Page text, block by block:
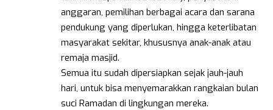
anggaran, pemilihan berbagai acara dan sarana
pendukung yang diperlukan, hingga keterlibatan
masyarakat sekitar, khususnya anak-anak atau
remaja masjid.
Semua itu sudah dipersiapkan sejak jauh-jauh
hari, untuk bisa menyemarakkan rangkaian bulan
suci Ramadan di lingkungan mereka.